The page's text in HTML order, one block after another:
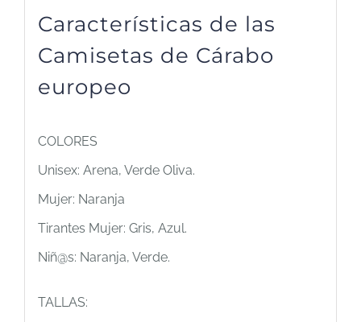
Características de las
Camisetas de Cárabo
europeo
COLORES
Unisex: Arena, Verde Oliva.
Mujer: Naranja
Tirantes Mujer: Gris, Azul.
Niñ@s: Naranja, Verde.
TALLAS: